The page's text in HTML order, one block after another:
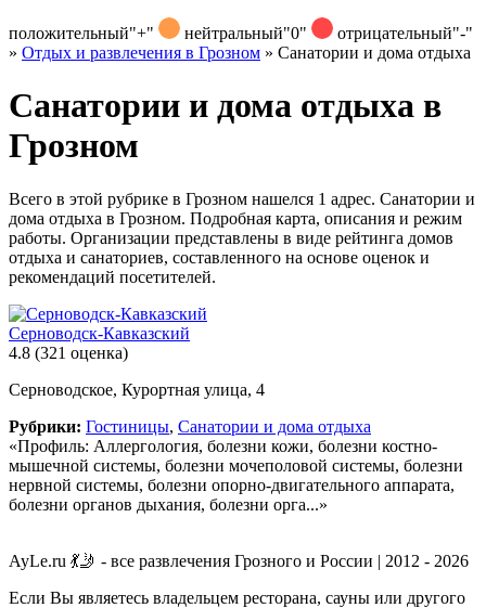
положительный"+" нейтральный"0" отрицательный"-"
» Отдых и развлечения в Грозном » Санатории и дома отдыха
Санатории и дома отдыха в
Грозном
Всего в этой рубрике в Грозном нашелся 1 адрес. Санатории и
дома отдыха в Грозном. Подробная карта, описания и режим
работы. Организации представлены в виде рейтинга домов
отдыха и санаториев, составленного на основе оценок и
рекомендаций посетителей.
Серноводск-Кавказский
4.8 (321 оценка)
Серноводское, Курортная улица, 4
Рубрики: Гостиницы, Санатории и дома отдыха
«Профиль: Аллергология, болезни кожи, болезни костно-
мышечной системы, болезни мочеполовой системы, болезни
нервной системы, болезни опорно-двигательного аппарата,
болезни органов дыхания, болезни орга...»
AyLe.ru 💃🤳 - все развлечения Грозного и России | 2012 - 2026
Если Вы являетесь владельцем ресторана, сауны или другого